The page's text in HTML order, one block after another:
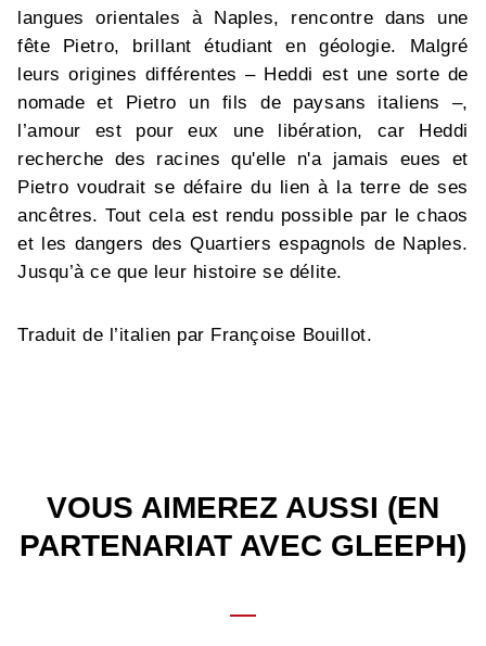
langues orientales à Naples, rencontre dans une
fête Pietro, brillant étudiant en géologie. Malgré
leurs origines différentes – Heddi est une sorte de
nomade et Pietro un fils de paysans italiens –,
l’amour est pour eux une libération, car Heddi
recherche des racines qu'elle n'a jamais eues et
Pietro voudrait se défaire du lien à la terre de ses
ancêtres. Tout cela est rendu possible par le chaos
et les dangers des Quartiers espagnols de Naples.
Jusqu’à ce que leur histoire se délite.
Traduit de l’italien par Françoise Bouillot.
VOUS AIMEREZ AUSSI (EN
PARTENARIAT AVEC GLEEPH)